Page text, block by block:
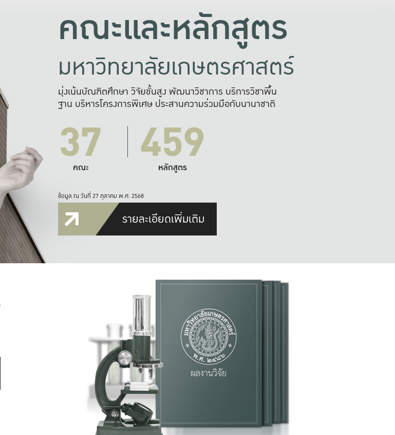
คณะและหลักสูตร
มหาวิทยาลัยเกษตรศาสตร์
มุ่งเน้นบัณฑิตศึกษา วิจัยขั้นสูง พัฒนาวิชาการ บริการวิชาพื้น
ฐาน บริหารโครงการพิเศษ ประสานความร่วมมือกับนานาชาติ
37
คณะ 459
หลักสูตร
ข้อมูล ณ วันที่ 27 ตุลาคม พ.ศ. 2568
รายละเอียดเพิ่มเติม